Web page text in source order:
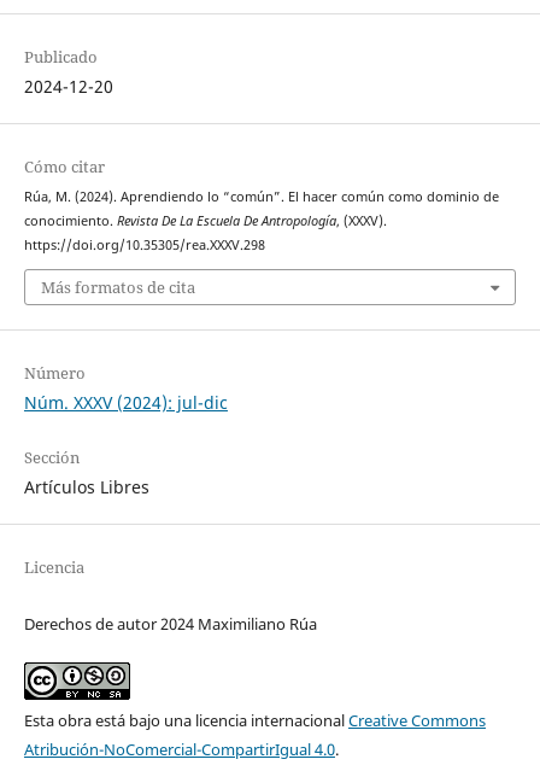
Publicado
2024-12-20
Cómo citar
Rúa, M. (2024). Aprendiendo lo “común”. El hacer común como dominio de
conocimiento. Revista De La Escuela De Antropología, (XXXV).
https://doi.org/10.35305/rea.XXXV.298
Más formatos de cita
Número
Núm. XXXV (2024): jul-dic
Sección
Artículos Libres
Licencia
Derechos de autor 2024 Maximiliano Rúa
Esta obra está bajo una licencia internacionalCreative Commons
Atribución-NoComercial-CompartirIgual 4.0.